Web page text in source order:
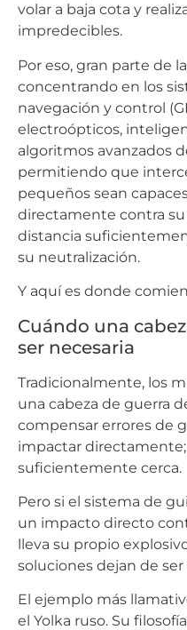
volar a baja cota y
impredecibles.
Por eso, gran parte de
concentrando en los
navegación y control
electroópticos,
algoritmos avanzados
permitiendo que
pequeños sean
directamente contra su
distancia
su neutralización.
Y aquí es donde
Cuándo una
ser necesaria
Tradicionalmente, los
una cabeza de guerra
compensar errores de
impactar
suficientemente cerca.
Pero si el sistema de
un impacto directo
lleva su propio
soluciones dejan de
El ejemplo más
el Yolka ruso. Su